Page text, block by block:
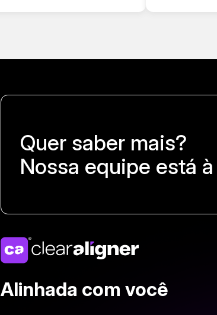
Quer saber mais?
Nossa equipe está
Alinhada com você